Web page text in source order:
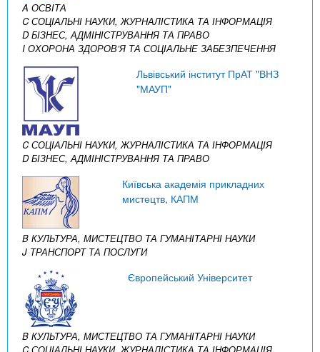
A ОСВІТА
C СОЦІАЛЬНІ НАУКИ, ЖУРНАЛІСТИКА ТА ІНФОРМАЦІЯ
D БІЗНЕС, АДМІНІСТРУВАННЯ ТА ПРАВО
I ОХОРОНА ЗДОРОВ’Я ТА СОЦІАЛЬНЕ ЗАБЕЗПЕЧЕННЯ
Львівський інститут ПрАТ "ВНЗ
"МАУП"
C СОЦІАЛЬНІ НАУКИ, ЖУРНАЛІСТИКА ТА ІНФОРМАЦІЯ
D БІЗНЕС, АДМІНІСТРУВАННЯ ТА ПРАВО
Київська академія прикладних
мистецтв, КАПМ
B КУЛЬТУРА, МИСТЕЦТВО ТА ГУМАНІТАРНІ НАУКИ
J ТРАНСПОРТ ТА ПОСЛУГИ
Європейський Університет
B КУЛЬТУРА, МИСТЕЦТВО ТА ГУМАНІТАРНІ НАУКИ